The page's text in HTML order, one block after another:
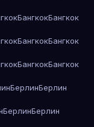
БангкокБангкок
БангкокБангкок
БангкокБангкок
БерлинБерлин
БерлинБерлин